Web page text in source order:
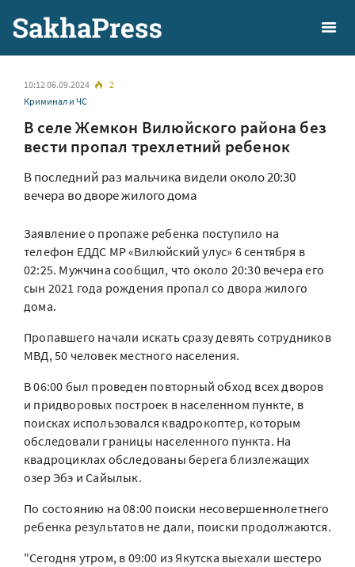
10:12 06.09.2024
2
Криминал и ЧС
В селе Жемкон Вилюйского района без
вести пропал трехлетний ребенок
В последний раз мальчика видели около 20:30
вечера во дворе жилого дома
Заявление о пропаже ребенка поступило на
телефон ЕДДС МР «Вилюйский улус» 6 сентября в
02:25. Мужчина сообщил, что около 20:30 вечера его
сын 2021 года рождения пропал со двора жилого
дома.
Пропавшего начали искать сразу девять сотрудников
МВД, 50 человек местного населения.
В 06:00 был проведен повторный обход всех дворов
и придворовых построек в населенном пункте, в
поисках использовался квадрокоптер, которым
обследовали границы населенного пункта. На
квадроциклах обследованы берега близлежащих
озер Эбэ и Сайылык.
По состоянию на 08:00 поиски несовершеннолетнего
ребенка результатов не дали, поиски продолжаются.
"Сегодня утром, в 09:00 из Якутска выехали шестеро